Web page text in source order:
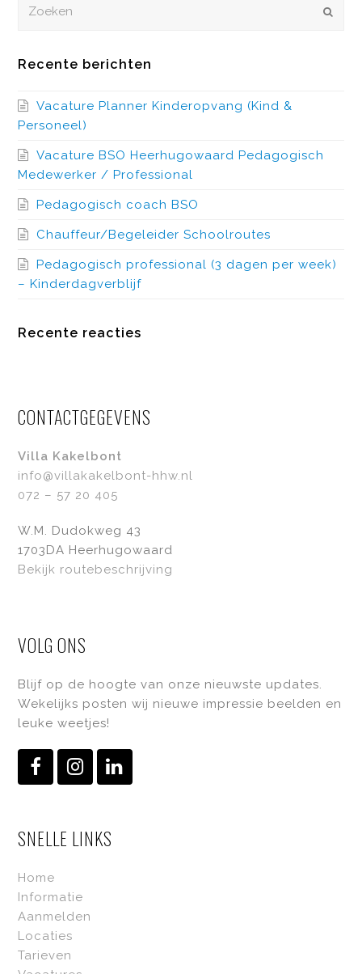
Recente berichten
Vacature Planner Kinderopvang (Kind &
Personeel)
Vacature BSO Heerhugowaard Pedagogisch
Medewerker / Professional
Pedagogisch coach BSO
Chauffeur/Begeleider Schoolroutes
Pedagogisch professional (3 dagen per week)
– Kinderdagverblijf
Recente reacties
CONTACTGEGEVENS
Villa Kakelbont
info@villakakelbont-hhw.nl
072 – 57 20 405
W.M. Dudokweg 43
1703DA Heerhugowaard
Bekijk routebeschrijving
VOLG ONS
Blijf op de hoogte van onze nieuwste updates.
Wekelijks posten wij nieuwe impressie beelden en
leuke weetjes!
Facebook
Instagram
LinkedIn
SNELLE LINKS
Home
Informatie
Aanmelden
Locaties
Tarieven